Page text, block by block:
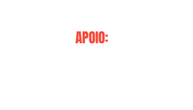
APOIO: